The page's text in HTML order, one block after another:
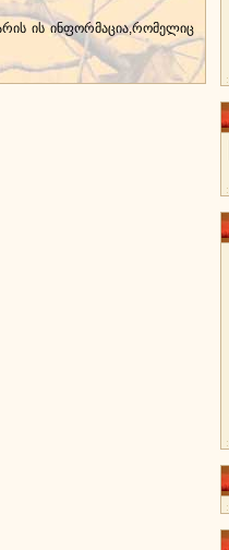
ის ინფორმაცია,რომელიც